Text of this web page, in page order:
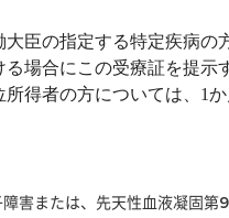
臣の指定する特定疾病の
場合にこの受療証を提
得者の方については、1か
害または、先天性血液凝固第9